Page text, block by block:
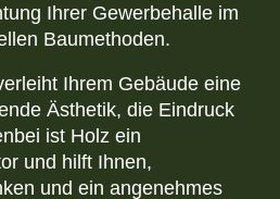
Ihrer Gewerbehalle im
Baumethoden.
Ihrem Gebäude eine
Ästhetik, die Eindruck
ist Holz ein
und hilft Ihnen,
und ein angenehmes